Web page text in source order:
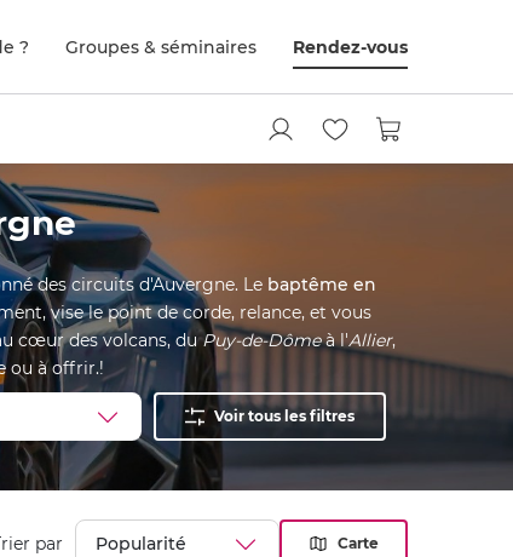
? Groupes & séminaires Rendez-vous
des circuits d'Auvergne. Le baptême en
vise le point de corde, relance, et vous
cœur des volcans, duPuy-de-Dômeà l'Allier,
ou à offrir.!
Voir tous les filtres
par Carte